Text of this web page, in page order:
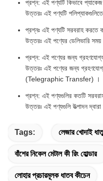
প্রশ্ন: এই পণ্যটি কিভাবে
উত্তরঃ এই পণ্যটি
প্রশ্নঃ এই পণ্যটি সরবরাহ করতে
উত্তরঃ এই পণ্যের ডেলিভারি
প্রশ্ন: এই পণ্যের জন্য গ্রহণযোগ্য
উত্তরঃ এই পণ্যের জন্য
(Telegraphic Transfer) ।
প্রশ্ন: এই পণ্যগুলির কতটি
উত্তরঃ এই পণ্যগুলি উত্পাদন দ্বারা
Tags: লেজার খোদাই ধাতু
বাঁশের নিকেল মেটাল কী রিং হোল্ডার
লোহার প্রচারমূলক ধাতব কীচেন